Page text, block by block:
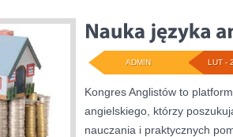
LUT -
ADMIN
Kongres Anglistów to
angielskiego, którzy
nauczania i praktycznych